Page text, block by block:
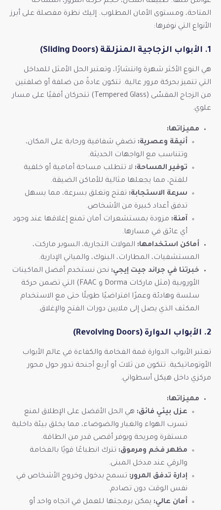
المتاحة، ومستوى الأمان المطلوب. إليك نظرة مفصلة على أبرز
الأنواع التي نوفرها:
1. الأبواب الزجاجية المنزلقة (Sliding Doors)
هي النوع الأكثر شهرة وانتشارًا، وتعتبر الحل الأمثل للمداخل
التي تتميز بحركة مرور عالية. تتكون عادةً من ضلفة أو ضلفتين
من الزجاج المقسّى (Tempered Glass) تتحركان أفقيًا على مسار
علوي.
مميزاتها:
أنيقة وعصرية: تضفي شفافية ورحابة على المكان،
وتتناسب مع الواجهات الحديثة.
توفير المساحة: لا تتطلب مساحة أمامية أو خلفية
للفتح، مما يجعلها مثالية للأماكن الضيقة.
سرعة الاستجابة: تفتح وتغلق بسرعة، مما يسهل
تدفق أعداد كبيرة من الأشخاص.
آمنة: مزودة بمستشعرات أمان تمنع إغلاقها عند وجود
أي عائق في مسارها.
أماكن استخدامها: المولات التجارية، السوبر ماركت،
المستشفيات، المطارات، البنوك، والمباني الإدارية.
خبرتنا في جراند جيت إيجي: نحن نستخدم أفضل الماكينات
الأوروبية (مثل ماركات Dorma و FAAC) التي تضمن حركة
سلسة وهادئة وعمرًا افتراضيًا طويلًا حتى مع الاستخدام
المكثف الذي يصل إلى ملايين دورات الفتح والإغلاق.
2. الأبواب الدوارة (Revolving Doors)
تعتبر الأبواب الدوارة قمة الفخامة والكفاءة في عالم الأبواب
الأوتوماتيكية. تتكون من ثلاث أو أربع أجنحة تدور حول محور
مركزي داخل هيكل أسطواني.
مميزاتها:
عزل بيئي فائق: هي الحل الأفضل على الإطلاق لمنع
تسرب الهواء والغبار والضوضاء، مما يخلق بيئة داخلية
مستقرة ومريحة ويوفر أقصى قدر من الطاقة.
مظهر فخم ومرموق: تترك انطباعًا قويًا بالفخامة
والرقي عند مدخل المبنى.
إدارة تدفق المرور: تسمح بدخول وخروج الأشخاص في
نفس الوقت دون تصادم.
أمان عالي: يمكن برمجتها للعمل في اتجاه واحد أو